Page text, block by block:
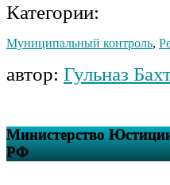
Категории:
Муниципальный контроль,
автор: Гульназ
Министерство
РФ